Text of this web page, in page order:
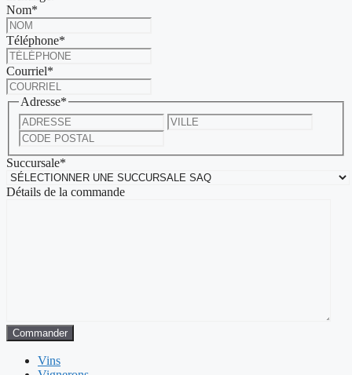
Nom*
Téléphone*
Courriel*
Adresse*
Adresse
postale
Succursale*
Détails de la commande
Commander
Vins